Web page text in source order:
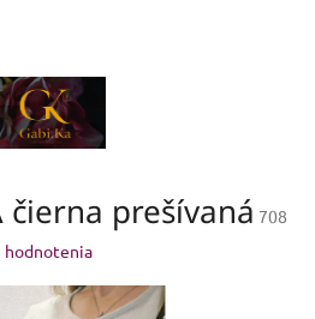
čierna prešívaná 708
hodnotenia